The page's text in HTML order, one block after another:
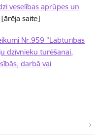
veselības aprūpes un
[ārēja saite]
Nr.959 "Labturības
dzīvnieku turēšanai,
darbā vai